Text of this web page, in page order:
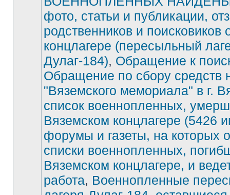
фото, статьи и публикации,
родственников и поисковиков
концлагере (пересыльный
Дулаг-184), Обращение к
Обращение по сбору средств
"Вяземского мемориала" в г.
список военнопленных,
Вяземском концлагере (5426
форумы и газеты, на которых
списки военнопленных,
Вяземском концлагере, и
работа, Военнопленные